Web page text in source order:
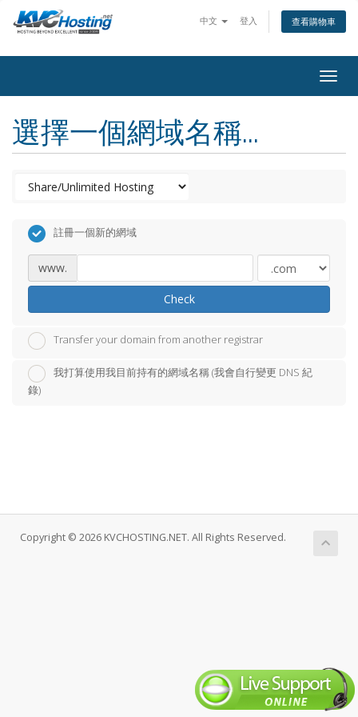
中文 登入 查看購物車
選擇一個網域名稱...
註冊一個新的網域
www.
Check
Transfer your domain from another registrar
我打算使用我目前持有的網域名稱 (我會自行變更 DNS 紀
錄)
Copyright © 2026 KVCHOSTING.NET. All Rights Reserved.